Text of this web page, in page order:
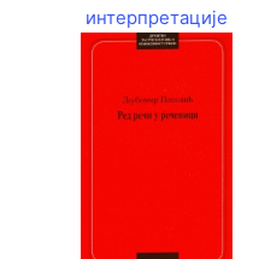
интерпретације